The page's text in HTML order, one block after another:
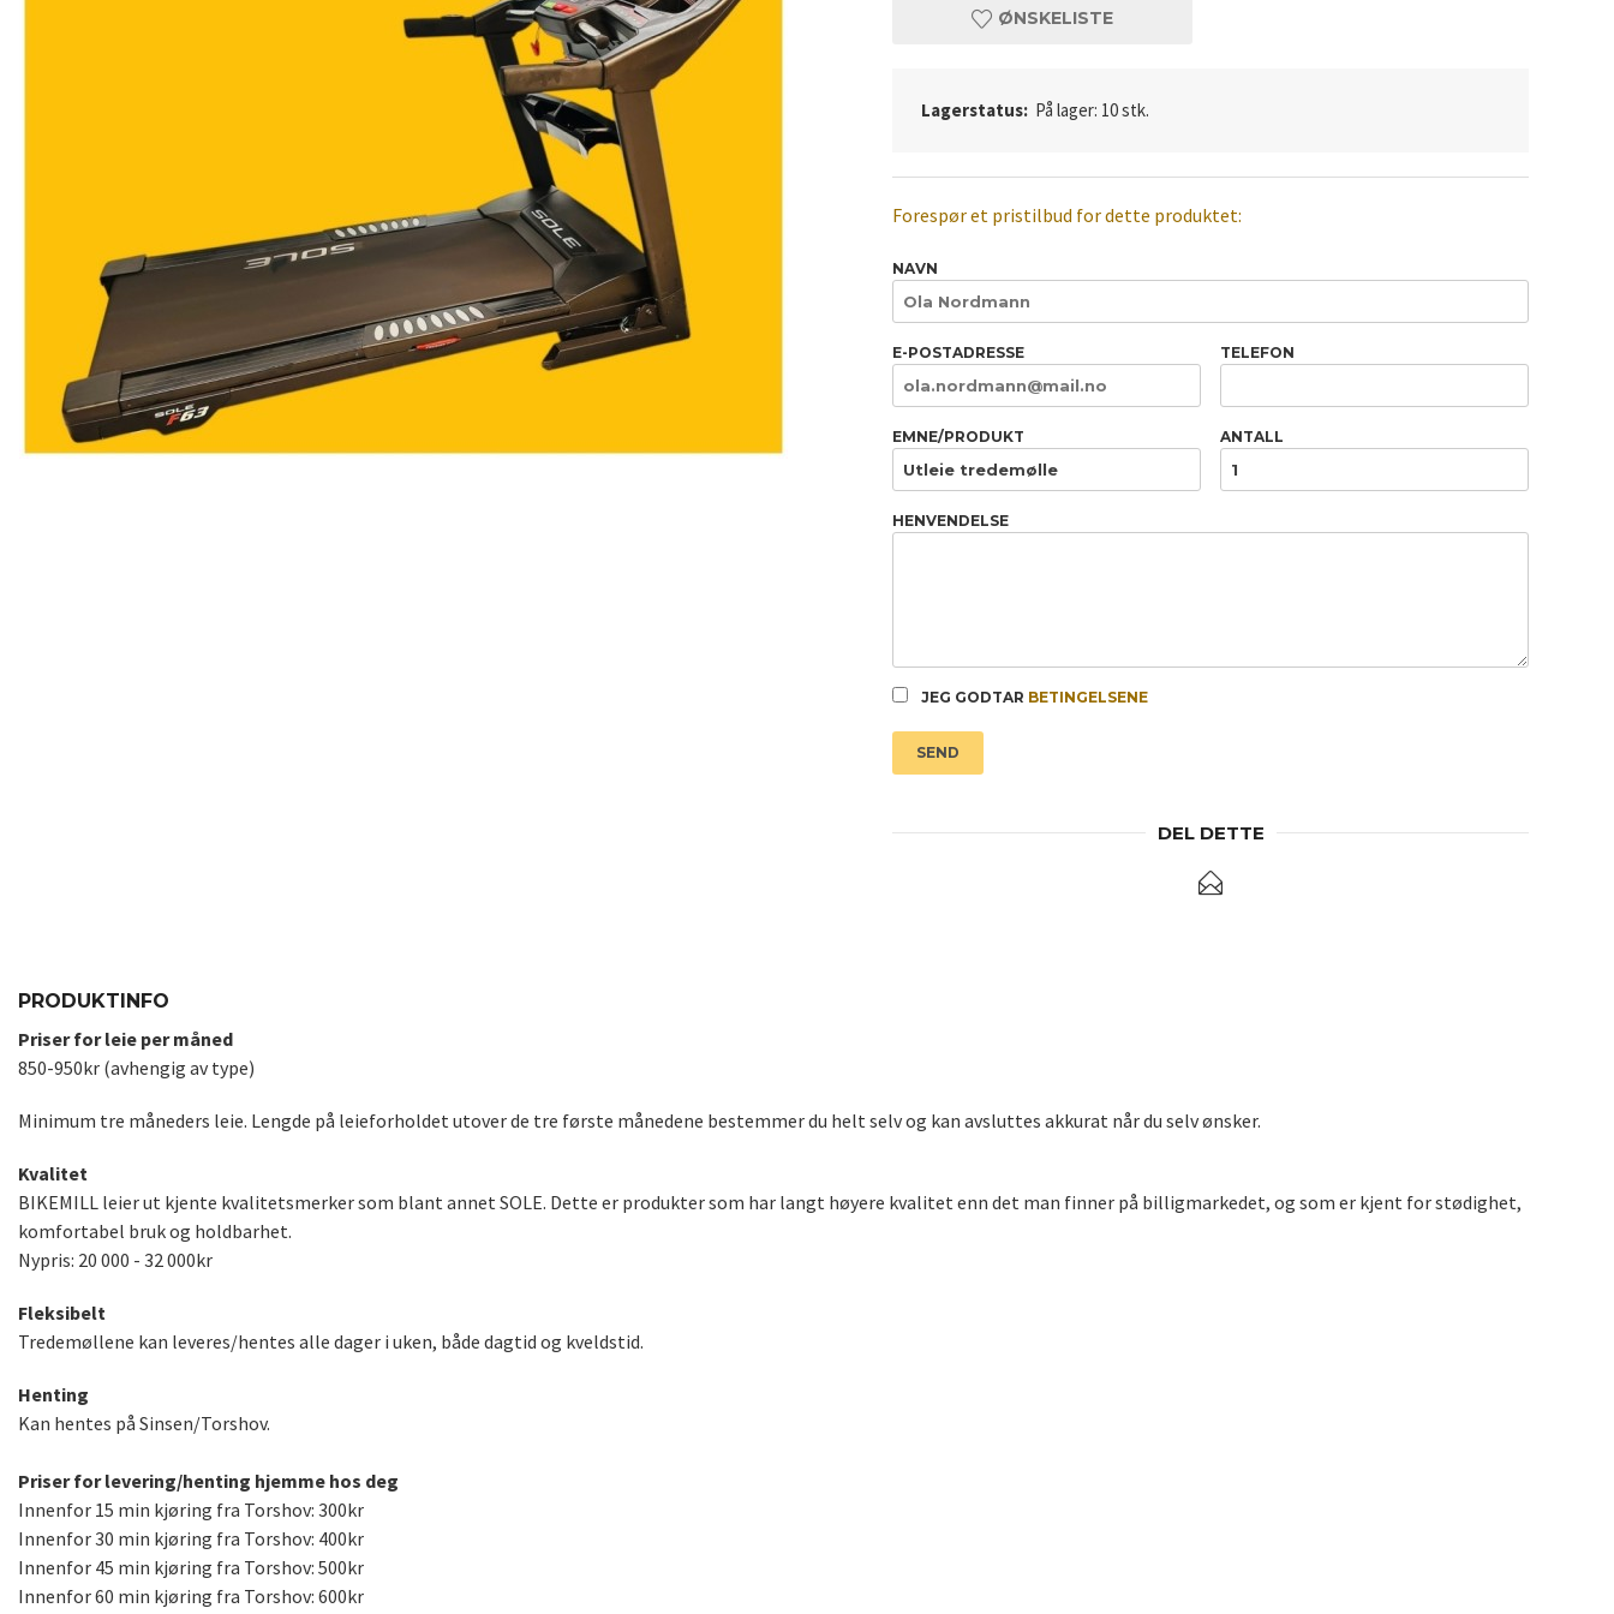
ØNSKELISTE
Lagerstatus: På lager: 10 stk.
Forespør et pristilbud for dette produktet:
NAVN
E-POSTADRESSE TELEFON
EMNE/PRODUKT ANTALL
HENVENDELSE
JEG GODTAR BETINGELSENE
SEND
DEL DETTE
PRODUKTINFO
Priser for leie per måned
850-950kr (avhengig av type)
Minimum tre måneders leie. Lengde på leieforholdet utover de tre første månedene bestemmer du helt selv og kan avsluttes akkurat når du selv ønsker.
Kvalitet
BIKEMILL leier ut kjente kvalitetsmerker som blant annet SOLE. Dette er produkter som har langt høyere kvalitet enn det man finner på billigmarkedet, og som er kjent for stødighet,
komfortabel bruk og holdbarhet.
Nypris: 20 000 - 32 000kr
Fleksibelt
Tredemøllene kan leveres/hentes alle dager i uken, både dagtid og kveldstid.
Henting
Kan hentes på Sinsen/Torshov.
Priser for levering/henting hjemme hos deg
Innenfor 15 min kjøring fra Torshov: 300kr
Innenfor 30 min kjøring fra Torshov: 400kr
Innenfor 45 min kjøring fra Torshov: 500kr
Innenfor 60 min kjøring fra Torshov: 600kr